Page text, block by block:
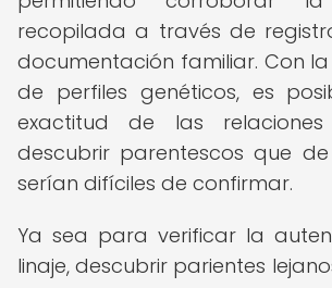
recopilada a través de
documentación familiar. Con
de perfiles genéticos, es
exactitud de las
descubrir parentescos que
serían difíciles de confirmar.
Ya sea para verificar la
linaje, descubrir parientes